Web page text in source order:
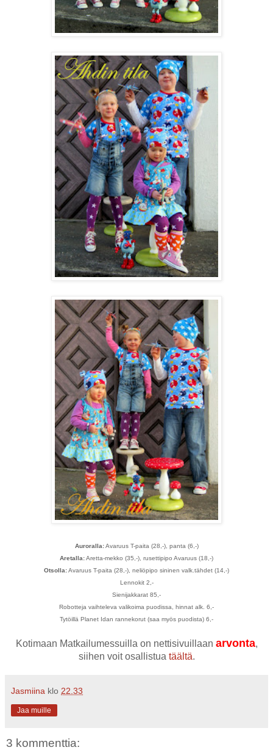
Auroralla:Avaruus T-paita (28,-), panta (6,-)
Aretalla:Aretta-mekko (35,-), rusettipipo Avaruus (18,-)
Otsolla:Avaruus T-paita (28,-), neliöpipo sininen valk.tähdet (14,-)
Lennokit 2,-
Sienijakkarat 85,-
Robotteja vaihteleva valikoima puodissa, hinnat alk. 6,-
Tytöillä Planet Idan rannekorut (saa myös puodista) 6,-
Kotimaan Matkailumessuilla on nettisivuillaan arvonta,
siihen voit osallistua täältä.
Jasmiina klo 22.33
Jaa muille
3 kommenttia: